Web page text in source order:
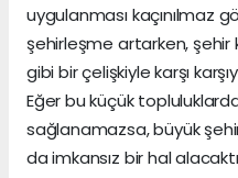
uygulanması kaçınılmaz
şehirleşme artarken, şehir
gibi bir çelişkiyle karşı
Eğer bu küçük
sağlanamazsa, büyük
da imkansız bir hal